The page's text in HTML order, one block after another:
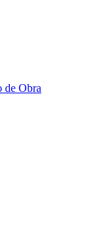
de Obra